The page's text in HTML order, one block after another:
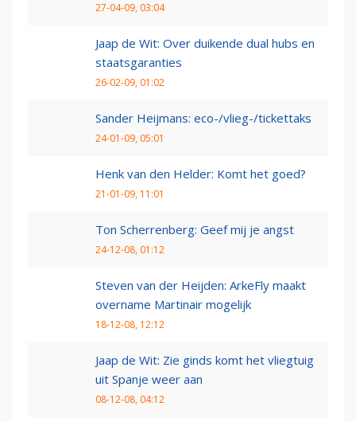
27-04-09, 03:04
Jaap de Wit: Over duikende dual hubs en
staatsgaranties
26-02-09, 01:02
Sander Heijmans: eco-/vlieg-/tickettaks
24-01-09, 05:01
Henk van den Helder: Komt het goed?
21-01-09, 11:01
Ton Scherrenberg: Geef mij je angst
24-12-08, 01:12
Steven van der Heijden: ArkeFly maakt
overname Martinair mogelijk
18-12-08, 12:12
Jaap de Wit: Zie ginds komt het vliegtuig
uit Spanje weer aan
08-12-08, 04:12